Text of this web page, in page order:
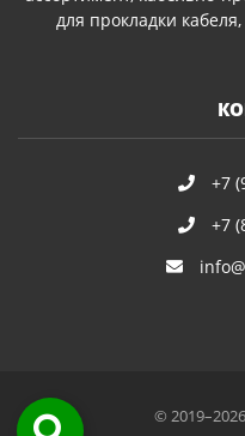
для прокладки
+7
+7
©